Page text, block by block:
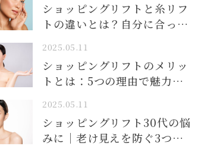
ショッピングリフトと糸リフ
トの違いとは？自分に合った
徹底解説
2025.05.11
ショッピングリフトのメリッ
トとは：5つの理由で魅力的
2025.05.11
ショッピングリフト30代の悩
みに｜老け見えを防ぐ3つの